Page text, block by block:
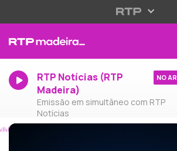
RTP Notícias (RTP
Madeira)
Emissão em simultâneo com RTP
Notícias
NO AR